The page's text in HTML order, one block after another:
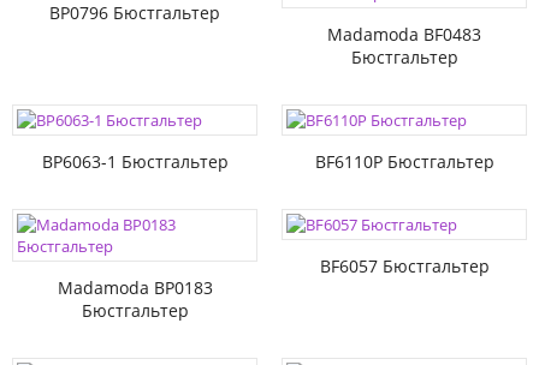
BP0796 Бюстгальтер
Madamoda BF0483
Бюстгальтер
BP6063-1 Бюстгальтер BF6110P Бюстгальтер
Madamoda BP0183
Бюстгальтер
BF6057 Бюстгальтер